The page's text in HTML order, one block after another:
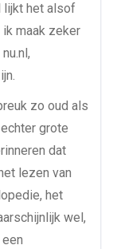
lijkt het alsof
maak zeker
zo oud als
grote
dat
lezen van
het
wel,